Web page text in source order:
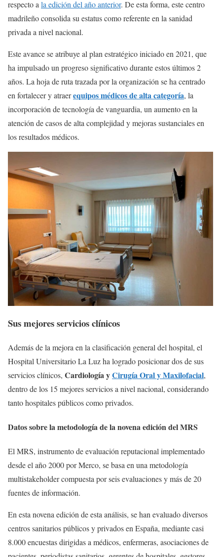
respecto ala edición del año anterior. De esta forma, este centro
madrileño consolida su estatus como referente en la sanidad
privada a nivel nacional.
Este avance se atribuye al plan estratégico iniciado en 2021, que
ha impulsado un progreso significativo durante estos últimos 2
años. La hoja de ruta trazada por la organización se ha centrado
en fortalecer y atraerequipos médicos de alta categoría, la
incorporación de tecnología de vanguardia, un aumento en la
atención de casos de alta complejidad y mejoras sustanciales en
los resultados médicos.
Sus mejores servicios clínicos
Además de la mejora en la clasificación general del hospital, el
Hospital Universitario La Luz ha logrado posicionar dos de sus
servicios clínicos, Cardiología yCirugía Oral y Maxilofacial,
dentro de los 15 mejores servicios a nivel nacional, considerando
tanto hospitales públicos como privados.
Datos sobre la metodología de la novena edición del MRS
El MRS, instrumento de evaluación reputacional implementado
desde el año 2000 por Merco, se basa en una metodología
multistakeholder compuesta por seis evaluaciones y más de 20
fuentes de información.
En esta novena edición de esta análisis, se han evaluado diversos
centros sanitarios públicos y privados en España, mediante casi
8.000 encuestas dirigidas a médicos, enfermeras, asociaciones de